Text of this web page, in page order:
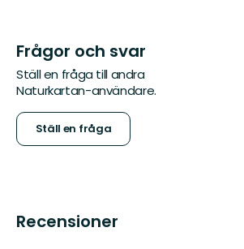
Frågor och svar
Ställ en fråga till andra
Naturkartan-användare.
Ställ en fråga
Recensioner